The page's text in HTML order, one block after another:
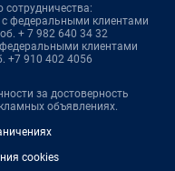
федеральными клиентами
+ 7 982 640 34 32
клиентами
+7 910 402 4056
за достоверность
объявлениях.
cookies